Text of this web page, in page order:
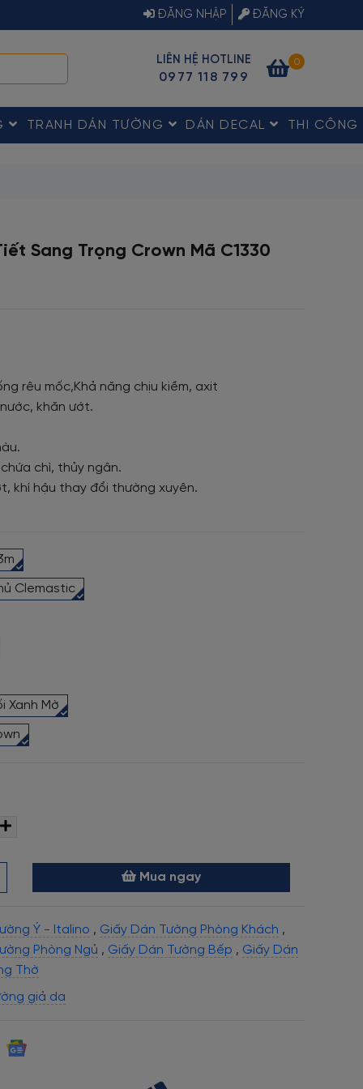
ĐĂNG NHẬP ĐĂNG KÝ
LIÊN HỆ HOTLINE
0977 118 799
0
TRANH DÁN TƯỜNG DÁN DECAL THI CÔNG
Sang Trọng Crown Mã C1330
rêu mốc,Khả năng chịu kiềm, axit
khăn ướt.
chì, thủy ngân.
khí hậu thay đổi thường xuyên.
Clemastic
Xanh Mờ
Mua ngay
Ý - Italino , Giấy Dán Tường Phòng Khách ,
Phòng Ngủ , Giấy Dán Tường Bếp , Giấy Dán
Thờ
giả da